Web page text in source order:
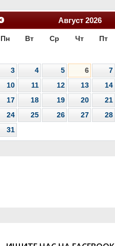
Август 2026
Пн Вт Ср Чт Пт
3
4 5 6 7
10
11 12 13 14
17
18 19 20 21
24
25 26 27 28
31